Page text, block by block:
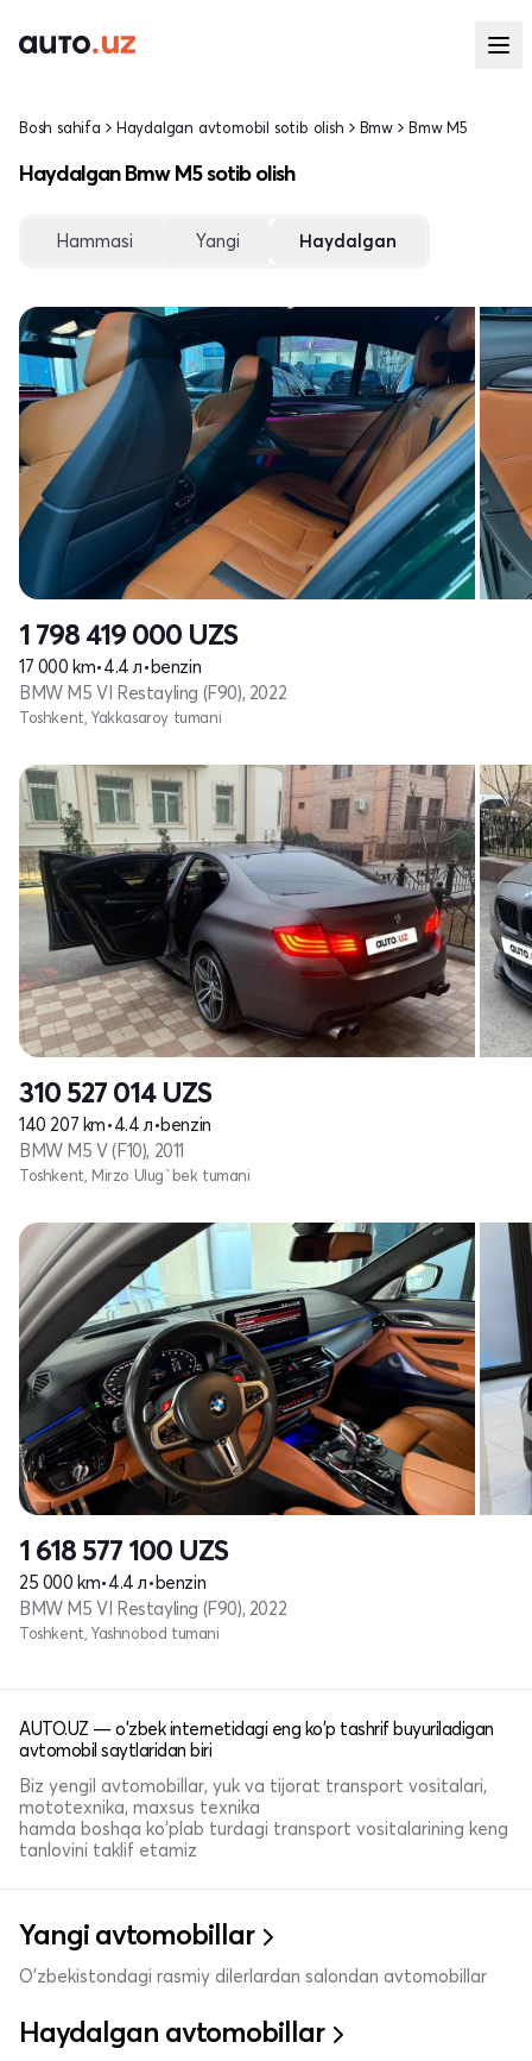
Bosh sahifa Haydalgan avtomobil sotib olish Bmw Bmw M5
Haydalgan Bmw M5 sotib olish
Hammasi Yangi Haydalgan
1 798 419 000 UZS
17 000 km•4.4 л•benzin
BMW M5 VI Restayling (F90), 2022
Toshkent, Yakkasaroy tumani
310 527 014 UZS
140 207 km•4.4 л•benzin
BMW M5 V (F10), 2011
Toshkent, Mirzo Ulug`bek tumani
1 618 577 100 UZS
25 000 km•4.4 л•benzin
BMW M5 VI Restayling (F90), 2022
Toshkent, Yashnobod tumani
AUTO.UZ — o'zbek internetidagi eng ko'p tashrif buyuriladigan
avtomobil saytlaridan biri
Biz yengil avtomobillar, yuk va tijorat transport vositalari,
mototexnika, maxsus texnika
hamda boshqa ko'plab turdagi transport vositalarining keng
tanlovini taklif etamiz
Yangi avtomobillar
O'zbekistondagi rasmiy dilerlardan salondan avtomobillar
Haydalgan avtomobillar